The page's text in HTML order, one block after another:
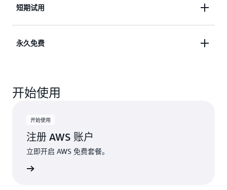
使用即用即付定价模式访问我们完整的 150 多项
构建并扩展您的解决方案。
短期试用
通过免费短期试用体验精选 AWS 服务。使用服务即
永久免费
免费使用限额或访问不在免费套餐范围内的功能时，
开始使用
开始使用
注册 AWS 账户
立即开启 AWS 免费套餐。